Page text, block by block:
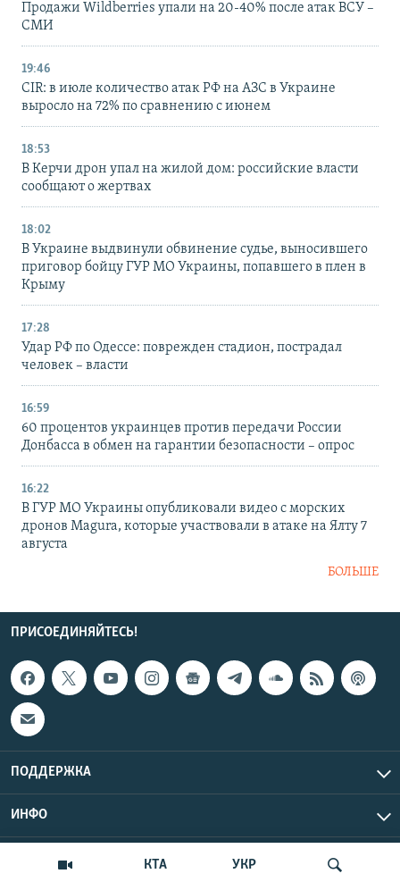
КТА УКР
Продажи Wildberries упали на 20-40% после атак ВСУ –
СМИ
19:46
CIR: в июле количество атак РФ на АЗС в Украине
выросло на 72% по сравнению с июнем
18:53
В Керчи дрон упал на жилой дом: российские власти
сообщают о жертвах
18:02
В Украине выдвинули обвинение судье, выносившего
приговор бойцу ГУР МО Украины, попавшего в плен в
Крыму
17:28
Удар РФ по Одессе: поврежден стадион, пострадал
человек – власти
16:59
60 процентов украинцев против передачи России
Донбасса в обмен на гарантии безопасности – опрос
16:22
В ГУР МО Украины опубликовали видео с морских
дронов Magura, которые участвовали в атаке на Ялту 7
августа
БОЛЬШЕ
ПРИСОЕДИНЯЙТЕСЬ!
ПОДДЕРЖКА
ИНФО
Copyright Крым.Реалии, 2026 | Все права защищены.
UTC+3